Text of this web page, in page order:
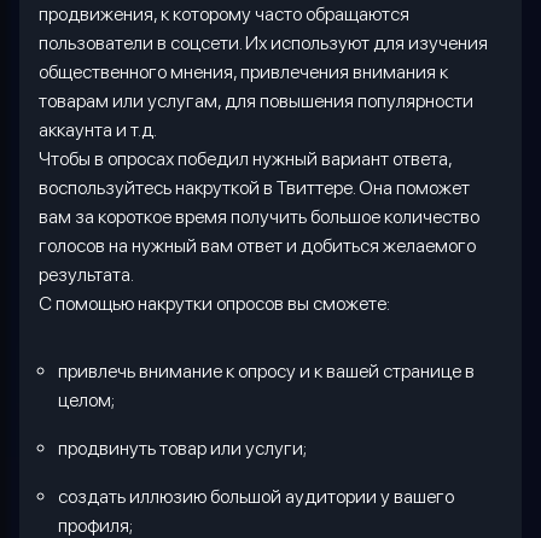
продвижения, к которому часто обращаются
пользователи в соцсети. Их используют для изучения
общественного мнения, привлечения внимания к
товарам или услугам, для повышения популярности
аккаунта и т.д.
Чтобы в опросах победил нужный вариант ответа,
воспользуйтесь накруткой в Твиттере. Она поможет
вам за короткое время получить большое количество
голосов на нужный вам ответ и добиться желаемого
результата.
С помощью накрутки опросов вы сможете:
привлечь внимание к опросу и к вашей странице в
целом;
продвинуть товар или услуги;
создать иллюзию большой аудитории у вашего
профиля;